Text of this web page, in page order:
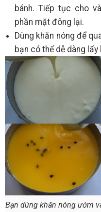
bánh. Tiếp tục cho
phần mặt đông lại.
Dùng khăn nóng để
bạn có thể dễ dàng lấy
Bạn dùng khăn nóng ướm